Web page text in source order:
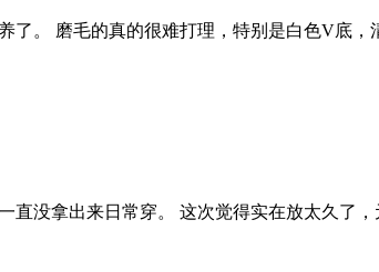
。 磨毛的真的很难打理，特别是白色V底，
没拿出来日常穿。 这次觉得实在放太久了